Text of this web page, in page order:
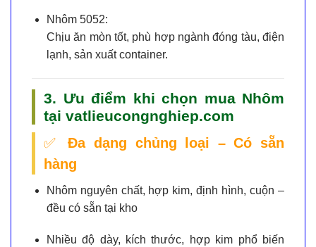
Nhôm 5052:
Chịu ăn mòn tốt, phù hợp ngành đóng tàu, điện
lạnh, sản xuất container.
3. Ưu điểm khi chọn mua Nhôm
tại vatlieucongnghiep.com
✅Đa dạng chủng loại – Có sẵn
hàng
Nhôm nguyên chất, hợp kim, định hình, cuộn –
đều có sẵn tại kho
Nhiều độ dày, kích thước, hợp kim phổ biến